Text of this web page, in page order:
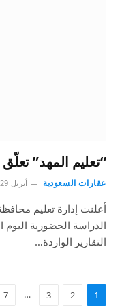
“تعليم المهد”
عقارات السعودية أبريل 29, 2024
أعلنت إدارة تعليم
الدراسة الحضورية
التقارير الواردة…
1
2
3
…
7